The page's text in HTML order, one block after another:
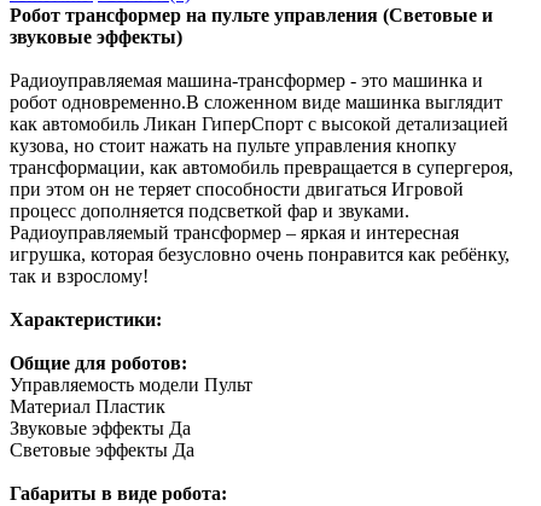
Робот трансформер на пульте управления (Световые и
звуковые эффекты)
Радиоуправляемая машина-трансформер - это машинка и
робот одновременно.В сложенном виде машинка выглядит
как автомобиль Ликан ГиперСпорт с высокой детализацией
кузова, но стоит нажать на пульте управления кнопку
трансформации, как автомобиль превращается в супергероя,
при этом он не теряет способности двигаться Игровой
процесс дополняется подсветкой фар и звуками.
Радиоуправляемый трансформер – яркая и интересная
игрушка, которая безусловно очень понравится как ребёнку,
так и взрослому!
Характеристики:
Общие для роботов:
Управляемость модели Пульт
Материал Пластик
Звуковые эффекты Да
Световые эффекты Да
Габариты в виде робота: